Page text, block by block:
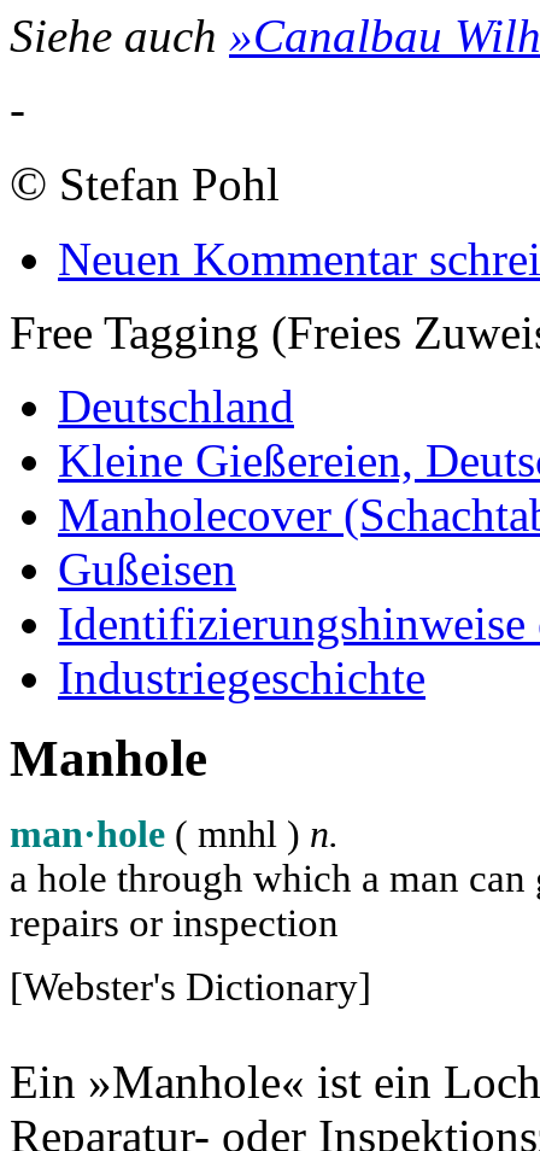
Siehe auch »Canalbau
-
© Stefan Pohl
Neuen Kommentar
Free Tagging (Freies
Deutschland
Kleine Gießereien,
Manholecover
Gußeisen
Identifizierungshinweise
Industriegeschichte
Manhole
man·hole ( mnhl ) n.
a hole through which a man
repairs or inspection
[Webster's Dictionary]
Ein »Manhole« ist ein
Reparatur- oder